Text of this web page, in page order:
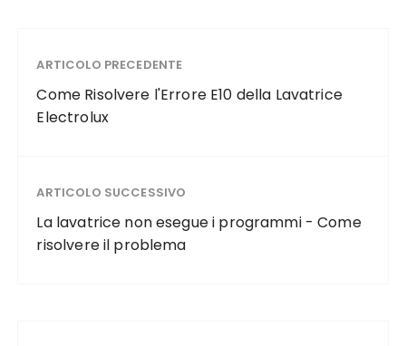
ARTICOLO PRECEDENTE
Come Risolvere l'Errore E10 della Lavatrice
Electrolux
ARTICOLO SUCCESSIVO
La lavatrice non esegue i programmi - Come
risolvere il problema